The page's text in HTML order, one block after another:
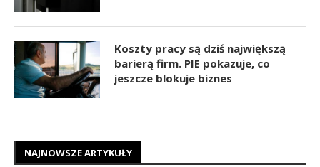
Koszty pracy są dziś największą
barierą firm. PIE pokazuje, co
jeszcze blokuje biznes
NAJNOWSZE ARTYKUŁY